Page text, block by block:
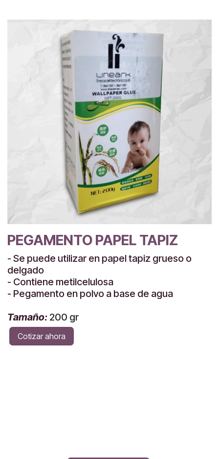
PEGAMENTO PAPEL TAPIZ
- Se puede utilizar en papel tapiz grueso o
delgado
- Contiene metilcelulosa
- Pegamento en polvo a base de agua
Tamaño: 200 gr
Cotizar ahora